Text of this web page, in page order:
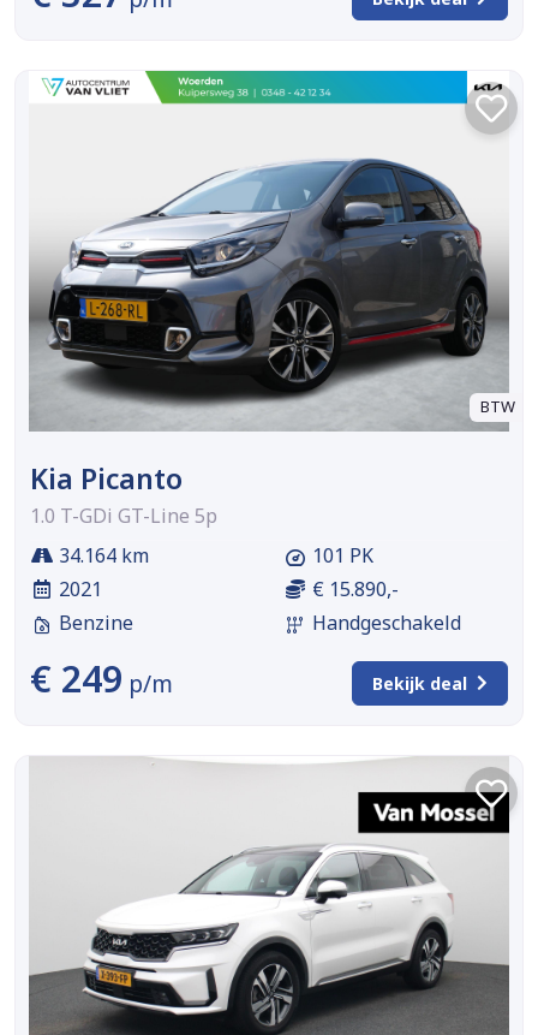
BTW
Kia Picanto
1.0 T-GDi GT-Line 5p
34.164 km
2021
Benzine
101 PK
€ 15.890,-
Handgeschakeld
€ 249 p/m Bekijk deal